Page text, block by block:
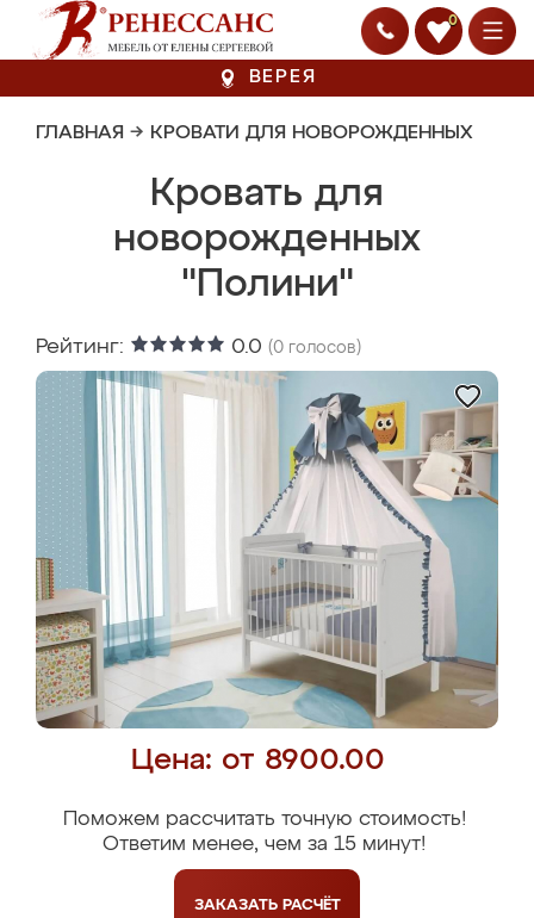
0
ВЕРЕЯ
ГЛАВНАЯ → КРОВАТИ ДЛЯ НОВОРОЖДЕННЫХ
Кровать для
новорожденных
"Полини"
Рейтинг: 0.0 (0 голосов)
Цена: от 8900.00
Поможем рассчитать точную стоимость!
Ответим менее, чем за 15 минут!
ЗАКАЗАТЬ РАСЧЁТ